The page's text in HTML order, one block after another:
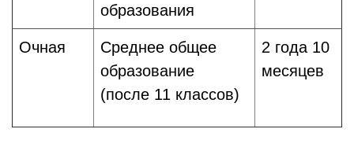
образования
Очная
Среднее общее
образование
(после 11 классов)
2 года 10
месяцев